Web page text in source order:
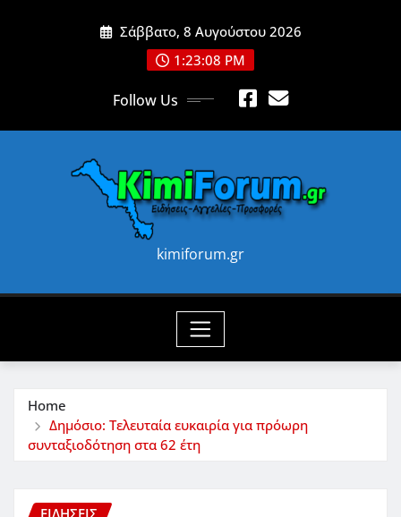
Σάββατο, 8 Αυγούστου 2026
1:23:10 PM
Follow Us
kimiforum.gr
Home
Δημόσιο: Τελευταία ευκαιρία για πρόωρη
συνταξιοδότηση στα 62 έτη
ΕΙΔΗΣΕΙΣ